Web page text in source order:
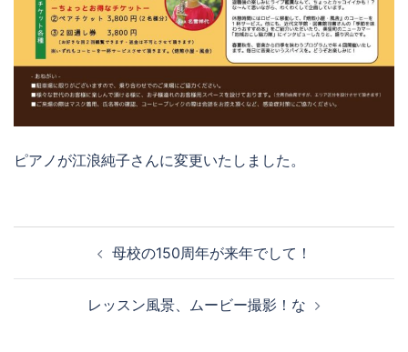
ピアノが江浪純子さんに変更いたしました。
ナ
母校の150周年が来年でして！
レッスン風景、ムービー撮影！な